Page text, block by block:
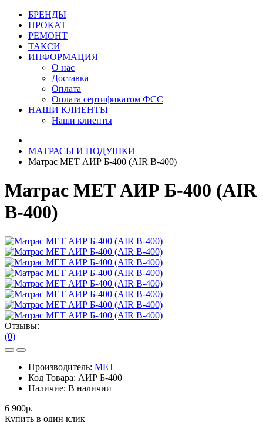
БРЕНДЫ
ПРОКАТ
РЕМОНТ
ТАКСИ
ИНФОРМАЦИЯ
О нас
Доставка
Оплата
Оплата сертификатом ФСС
НАШИ КЛИЕНТЫ
Наши клиенты
МАТРАСЫ И ПОДУШКИ
Матрас MET АИР Б-400 (AIR B-400)
Матрас MET АИР Б-400 (AIR
B-400)
Отзывы:
(0)
Производитель: MET
Код Товара: АИР Б-400
Наличие: В наличии
6 900р.
Купить в один клик